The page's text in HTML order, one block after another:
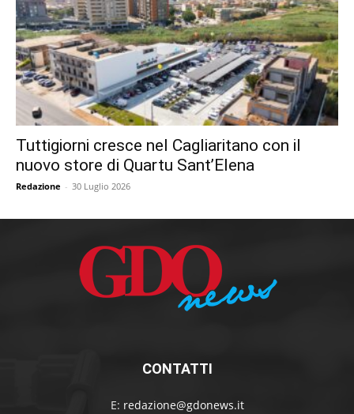
Tuttigiorni cresce nel Cagliaritano con il
nuovo store di Quartu Sant’Elena
Redazione - 30 Luglio 2026
CONTATTI
E: redazione@gdonews.it